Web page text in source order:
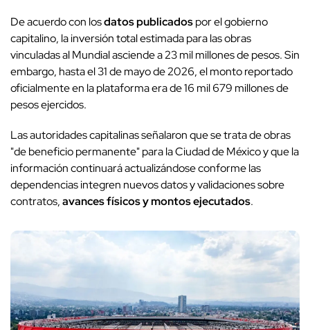
De acuerdo con losdatos publicadospor el gobierno
capitalino, la inversión total estimada para las obras
vinculadas al Mundial asciende a 23 mil millones de pesos. Sin
embargo, hasta el 31 de mayo de 2026, el monto reportado
oficialmente en la plataforma era de 16 mil 679 millones de
pesos ejercidos.
Las autoridades capitalinas señalaron que se trata de obras
"de beneficio permanente" para la Ciudad de México y que la
información continuará actualizándose conforme las
dependencias integren nuevos datos y validaciones sobre
contratos,avances físicos y montos ejecutados.